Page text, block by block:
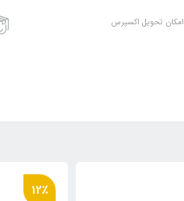
امکان تحویل اکسپرس
12٪